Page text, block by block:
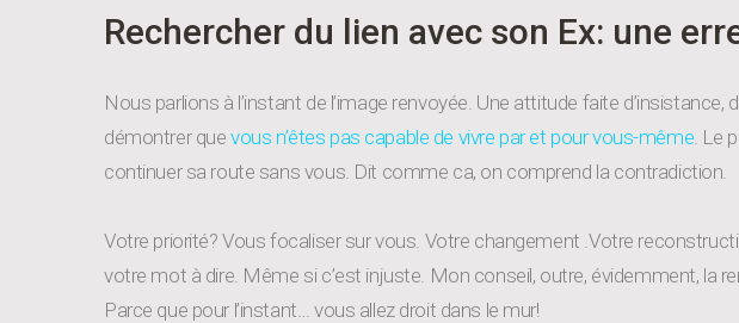
Rechercher du lien avec son Ex: une
Nous parlions à l’instant de l’image renvoyée. Une attitude faite
démontrer quevous n’êtes pas capable de vivre par et pour vous-même. Le
continuer sa route sans vous. Dit comme ca, on comprend la contradiction.
Votre priorité? Vous focaliser sur vous. Votre changement .Votre
votre mot à dire. Même si c’est injuste. Mon conseil, outre, évidemment, la
Parce que pour l’instant… vous allez droit dans le mur!